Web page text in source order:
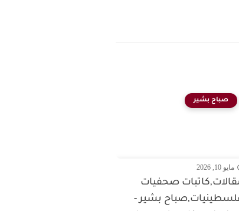
صباح بشير
مايو 10, 2026
صحفيات
بشير -